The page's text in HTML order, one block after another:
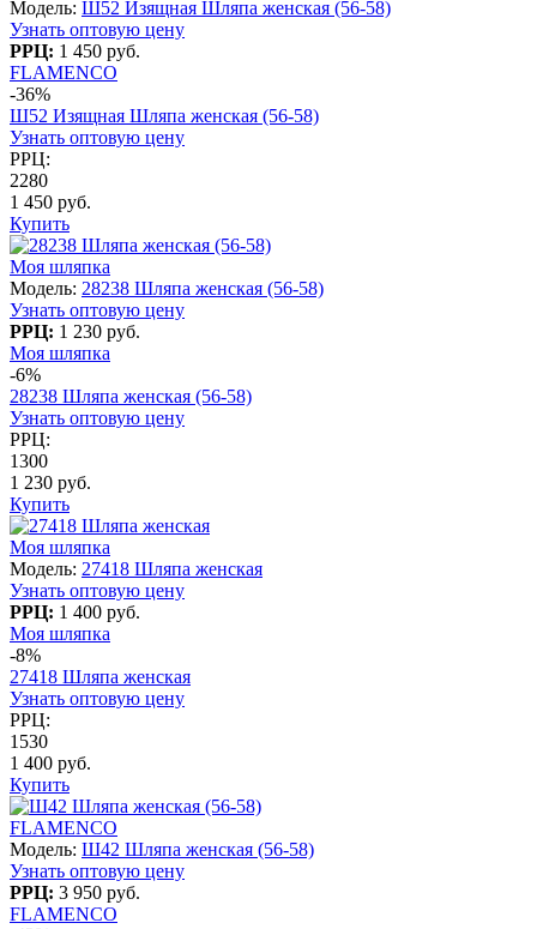
Модель: Ш52 Изящная Шляпа женская (56-58)
Узнать оптовую цену
РРЦ: 1 450 руб.
FLAMENCO
-36%
Ш52 Изящная Шляпа женская (56-58)
Узнать оптовую цену
РРЦ:
2280
1 450 руб.
Купить
Моя шляпка
Модель: 28238 Шляпа женская (56-58)
Узнать оптовую цену
РРЦ: 1 230 руб.
Моя шляпка
-6%
28238 Шляпа женская (56-58)
Узнать оптовую цену
РРЦ:
1300
1 230 руб.
Купить
Моя шляпка
Модель: 27418 Шляпа женская
Узнать оптовую цену
РРЦ: 1 400 руб.
Моя шляпка
-8%
27418 Шляпа женская
Узнать оптовую цену
РРЦ:
1530
1 400 руб.
Купить
FLAMENCO
Модель: Ш42 Шляпа женская (56-58)
Узнать оптовую цену
РРЦ: 3 950 руб.
FLAMENCO